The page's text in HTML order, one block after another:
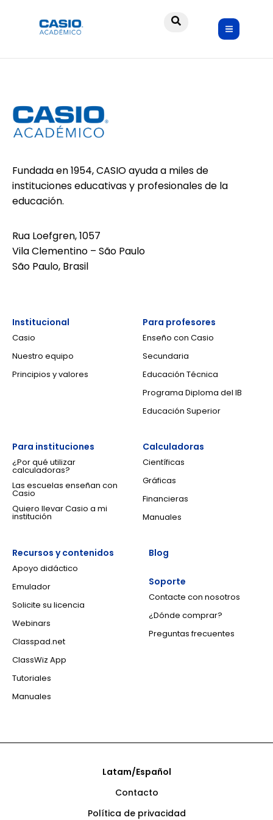
Laor
Fundada en 1954, CASIO ayuda a miles de
instituciones educativas y profesionales de la
educación.
Rua Loefgren, 1057
Vila Clementino – São Paulo
São Paulo, Brasil
Institucional
Casio
Nuestro equipo
Principios y valores
Para profesores
Enseño con Casio
Secundaria
Educación Técnica
Programa Diploma del IB
Educación Superior
Para instituciones
¿Por qué utilizar
calculadoras?
Las escuelas enseñan con
Casio
Quiero llevar Casio a mi
institución
Calculadoras
Científicas
Gráficas
Financieras
Manuales
Recursos y contenidos
Apoyo didáctico
Emulador
Solicite su licencia
Webinars
Classpad.net
ClassWiz App
Tutoriales
Manuales
Blog
Soporte
Contacte con nosotros
¿Dónde comprar?
Preguntas frecuentes
Latam/Español
Contacto
Política de privacidad